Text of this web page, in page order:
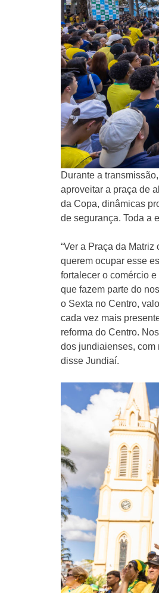
Durante a
aproveitar a praça de
da Copa, dinâmicas
de segurança. Toda a
“Ver a Praça da
querem ocupar esse
fortalecer o comércio
que fazem parte do
o Sexta no Centro,
cada vez mais
reforma do Centro.
dos jundiaienses, com
disse Jundiaí.